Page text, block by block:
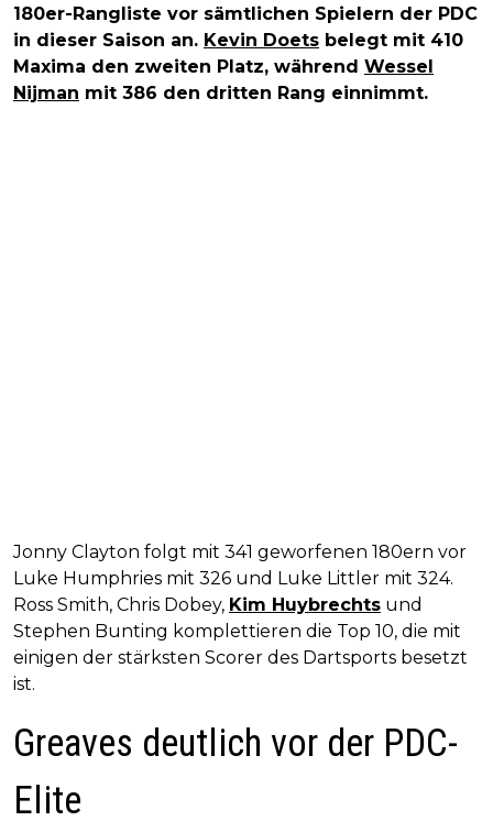
180er-Rangliste vor sämtlichen Spielern der PDC
in dieser Saison an. Kevin Doets belegt mit 410
Maxima den zweiten Platz, während Wessel
Nijman mit 386 den dritten Rang einnimmt.
Jonny Clayton folgt mit 341 geworfenen 180ern vor
Luke Humphries mit 326 und Luke Littler mit 324.
Ross Smith, Chris Dobey, Kim Huybrechts und
Stephen Bunting komplettieren die Top 10, die mit
einigen der stärksten Scorer des Dartsports besetzt
ist.
Greaves deutlich vor der PDC-
Elite